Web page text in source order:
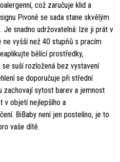
což zaručuje klid a
Pivoně se sada stane skvělým
snadno udržovatelná: lze ji prát v
vyšší než 40 stupňů s pracím
bělící prostředky,
suší rozložená bez vystavení
se doporučuje při střední
zachovají sytost barev a jemnost
v objetí nejlepšího a
BiBaby není jen postelíno, je to
vaše dítě.